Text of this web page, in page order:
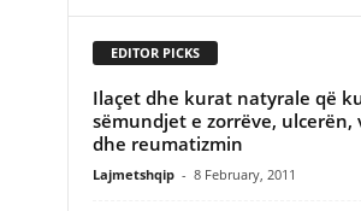
EDITOR PICKS
Ilaçet dhe kurat natyrale që
sëmundjet e zorrëve, ulcerën,
dhe reumatizmin
Lajmetshqip - 8 February, 2011